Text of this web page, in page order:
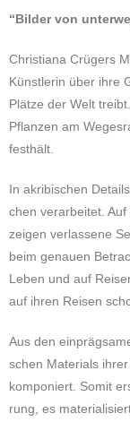
“Bilder von
Chri­stia­na Crü­gers
Künst­le­rin über ihre
Plätze der Welt
Pflan­zen am
festhält.
In akri­bi­schen
chen ver­ar­bei­tet.
zeigen ver­las­se­ne
beim genau­en
Leben und auf
auf ihren Reisen
Aus den
schen Mate­ri­als
kom­po­niert. Somit
rung, es